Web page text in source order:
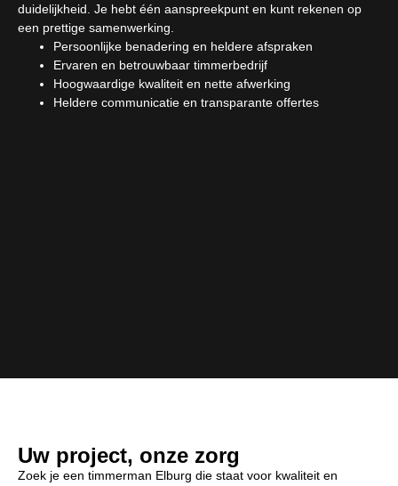
duidelijkheid. Je hebt één aanspreekpunt en kunt rekenen op
een prettige samenwerking.
Persoonlijke benadering en heldere afspraken
Ervaren en betrouwbaar timmerbedrijf
Hoogwaardige kwaliteit en nette afwerking
Heldere communicatie en transparante offertes
Uw project, onze zorg
Zoek je een timmerman Elburg die staat voor kwaliteit en